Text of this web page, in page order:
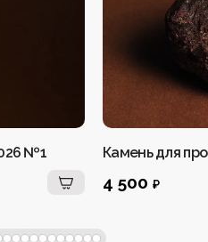
№1 Камень для
4 500 ₽